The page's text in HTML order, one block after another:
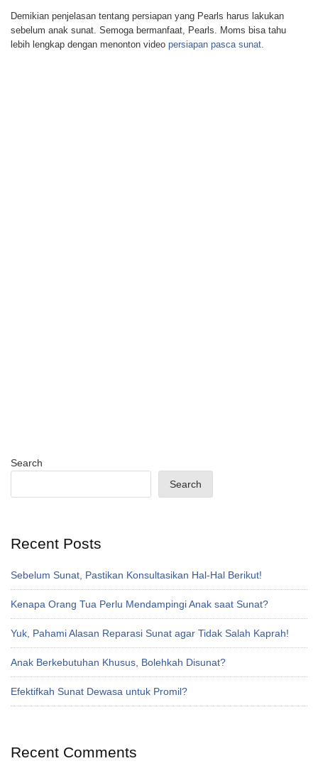
Demikian penjelasan tentang persiapan yang Pearls harus lakukan
sebelum anak sunat. Semoga bermanfaat, Pearls. Moms bisa tahu
lebih lengkap dengan menonton video persiapan pasca sunat.
Search
Search
Recent Posts
Sebelum Sunat, Pastikan Konsultasikan Hal-Hal Berikut!
Kenapa Orang Tua Perlu Mendampingi Anak saat Sunat?
Yuk, Pahami Alasan Reparasi Sunat agar Tidak Salah Kaprah!
Anak Berkebutuhan Khusus, Bolehkah Disunat?
Efektifkah Sunat Dewasa untuk Promil?
Recent Comments